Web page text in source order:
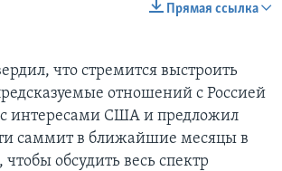
Прямая ссылка
что стремится выстроить
отношений с Россией
с интересами США и предложил
саммит в ближайшие месяцы в
чтобы обсудить весь спектр